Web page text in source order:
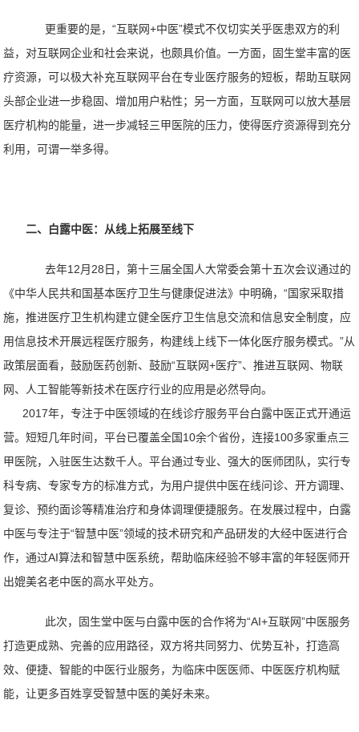
更重要的是，“互联网+中医”模式不仅切实关乎医患双方的利
益，对互联网企业和社会来说，也颇具价值。一方面，固生堂丰富的医
疗资源，可以极大补充互联网平台在专业医疗服务的短板，帮助互联网
头部企业进一步稳固、增加用户粘性；另一方面，互联网可以放大基层
医疗机构的能量，进一步减轻三甲医院的压力，使得医疗资源得到充分
利用，可谓一举多得。
二、白露中医：从线上拓展至线下
去年12月28日，第十三届全国人大常委会第十五次会议通过的
《中华人民共和国基本医疗卫生与健康促进法》中明确，“国家采取措
施，推进医疗卫生机构建立健全医疗卫生信息交流和信息安全制度，应
用信息技术开展远程医疗服务，构建线上线下一体化医疗服务模式。”从
政策层面看，鼓励医药创新、鼓励“互联网+医疗”、推进互联网、物联
网、人工智能等新技术在医疗行业的应用是必然导向。
2017年，专注于中医领域的在线诊疗服务平台白露中医正式开通运
营。短短几年时间，平台已覆盖全国10余个省份，连接100多家重点三
甲医院，入驻医生达数千人。平台通过专业、强大的医师团队，实行专
科专病、专家专方的标准方式，为用户提供中医在线问诊、开方调理、
复诊、预约面诊等精准治疗和身体调理便捷服务。在发展过程中，白露
中医与专注于“智慧中医”领域的技术研究和产品研发的大经中医进行合
作，通过AI算法和智慧中医系统，帮助临床经验不够丰富的年轻医师开
出媲美名老中医的高水平处方。
此次，固生堂中医与白露中医的合作将为“AI+互联网”中医服务
打造更成熟、完善的应用路径，双方将共同努力、优势互补，打造高
效、便捷、智能的中医行业服务，为临床中医医师、中医医疗机构赋
能，让更多百姓享受智慧中医的美好未来。